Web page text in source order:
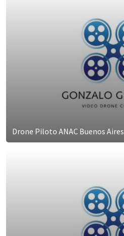
Drone Piloto ANAC Buenos Aires